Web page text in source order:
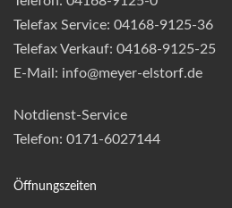
Telefax Service: 04168-9125-36
Telefax Verkauf: 04168-9125-25
E-Mail: info@meyer-elstorf.de
Notdienst-Service
Telefon: 0171-6027144
Öffnungszeiten